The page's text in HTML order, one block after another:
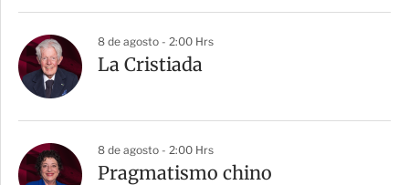
8 de agosto - 2:00 Hrs
La Cristiada
8 de agosto - 2:00 Hrs
Pragmatismo chino